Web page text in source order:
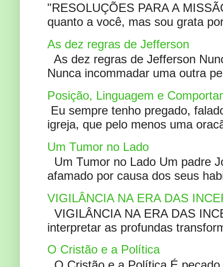
"RESOLUÇÕES PARA A
quanto a você, mas sou grata
As dez regras de Jefferson
As dez regras de Jefferson
Nunca incommadar uma outra
Posição, Linguagem e
Eu sempre tenho pregado,
igreja, que pelo menos uma
Um Tumor no Lado
Um Tumor no Lado Um padre
afamado por causa dos seus
VIGILÂNCIA NA ERA DAS
VIGILÂNCIA NA ERA DAS
interpretar as profundas
O Cristão e a Política